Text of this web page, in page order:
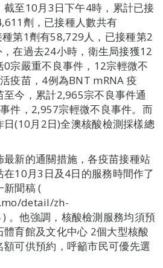
至10月3日下午4時，累計已接
劑，已接種人數共有
第1劑有58,729人，已接種第2
在過去24小時，衛生局接獲12
宗嚴重不良事件，12宗輕微不
疫苗，4例為BNT mRNA 疫
今，累計2,965宗不良事件通
件，2,957宗輕微不良事件。而
(10月2日)全澳核酸檢測採樣總
新的通關措施，各疫苗接種站
10月3日及4日的服務時間作了
新聞稿 (
detail/zh-
。他強調，核酸檢測服務均須預
育館及文化中心 2個大型核酸
可供預約，呼籲市民可優先選